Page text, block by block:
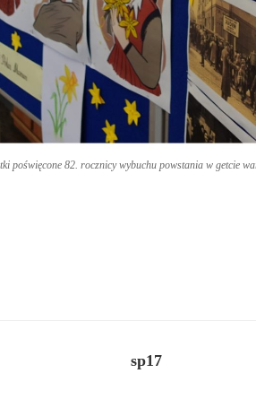
poświęcone 82. rocznicy wybuchu powstania w getcie
sp17